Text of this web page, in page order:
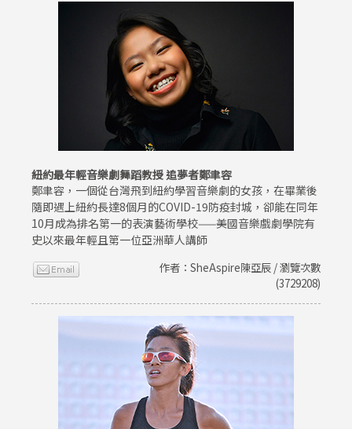
紐約最年輕音樂劇舞蹈教授 追夢者鄭聿容
鄭聿容，一個從台灣飛到紐約學習音樂劇的女孩，在畢業後
隨即遇上紐約長達8個月的COVID-19防疫封城，卻能在同年
10月成為排名第一的表演藝術學校——美國音樂戲劇學院有
史以來最年輕且第一位亞洲華人講師
作者：SheAspire陳亞辰 / 瀏覽次數
(3729208)